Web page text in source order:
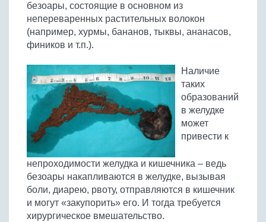
Бобовые
Яйца
Крупы
безоары, состоящие в основном из
непереваренных растительных волокон
(например, хурмы, бананов, тыквы, ананасов,
фиников и т.п.).
Наличие
таких
образований
в желудке
может
привести к
непроходимости желудка и кишечника – ведь
безоары накапливаются в желудке, вызывая
боли, диарею, рвоту, отправляются в кишечник
и могут «закупорить» его. И тогда требуется
хирургическое вмешательство.